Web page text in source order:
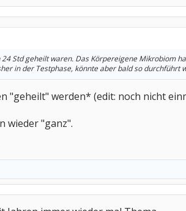
Std geheilt waren. Das Körpereigene Mikrobiom
in der Testphase, könnte aber bald so durchführt
werden* (edit: noch nicht
wieder "ganz".